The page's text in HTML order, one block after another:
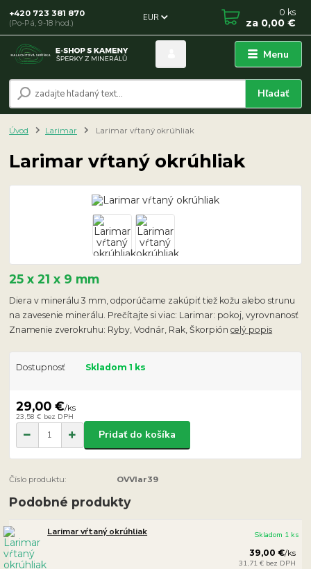
Menu
EUR
Hľadať
+420 723 381 870
(Po-Pá, 9-18 hod.)
0 ks
za 0,00 €
Úvod Larimar Larimar vŕtaný okrúhliak
Larimar vŕtaný okrúhliak
25 x 21 x 9 mm
Diera v minerálu 3 mm, odporúčame zakúpiť tiež kožu alebo strunu
na zavesenie minerálu. Prečítajte si viac: Larimar: pokoj, vyrovnanosť
Znamenie zverokruhu: Ryby, Vodnár, Rak, Škorpióncelý popis
Dostupnosť Skladom 1 ks
29,00 €/ks
23,58 € bez DPH
Pridať do košíka
Číslo produktu: OVVlar39
Podobné produkty
Larimar vŕtaný okrúhliak
39,00 €/ks
31,71 € bez DPH
Skladom 1 ks